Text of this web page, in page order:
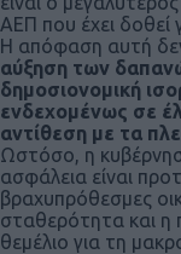
ΑΕΠ που έχει δοθεί
Η απόφαση αυτή
αύξηση των
δημοσιονομική
ενδεχομένως σε
αντίθεση με τα
Ωστόσο, η
ασφάλεια είναι
βραχυπρόθεσμες
σταθερότητα και
θεμέλιο για τη